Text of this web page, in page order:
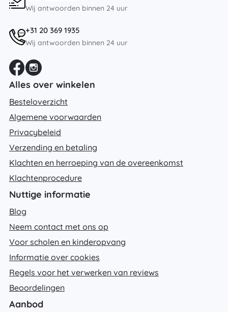
Wij antwoorden binnen 24 uur
+31 20 369 1935
Wij antwoorden binnen 24 uur
Alles over winkelen
Besteloverzicht
Algemene voorwaarden
Privacybeleid
Verzending en betaling
Klachten en herroeping van de overeenkomst
Klachtenprocedure
Nuttige informatie
Blog
Neem contact met ons op
Voor scholen en kinderopvang
Informatie over cookies
Regels voor het verwerken van reviews
Beoordelingen
Aanbod